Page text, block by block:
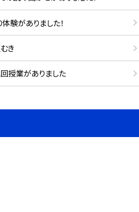
験がありました！
き
授業がありました